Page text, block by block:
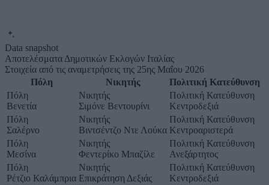
Data snapshot
Αποτελέσματα Δημοτικών Εκλογών Ιταλίας
Στοιχεία από τις αναμετρήσεις της 25ης Μαΐου 2026
Πόλη
Νικητής
Πολιτική Κατεύθυνση
Πόλη
Βενετία
Νικητής
Σιμόνε Βεντουρίνι
Πολιτική Κατεύθυνση
Κεντροδεξιά
Πόλη
Σαλέρνο
Νικητής
Βιντσέντζο Ντε Λούκα
Πολιτική Κατεύθυνση
Κεντροαριστερά
Πόλη
Μεσίνα
Νικητής
Φεντερίκο Μπαζίλε
Πολιτική Κατεύθυνση
Ανεξάρτητος
Πόλη
Ρέτζιο Καλάμπρια
Νικητής
Επικράτηση Δεξιάς
Πολιτική Κατεύθυνση
Κεντροδεξιά